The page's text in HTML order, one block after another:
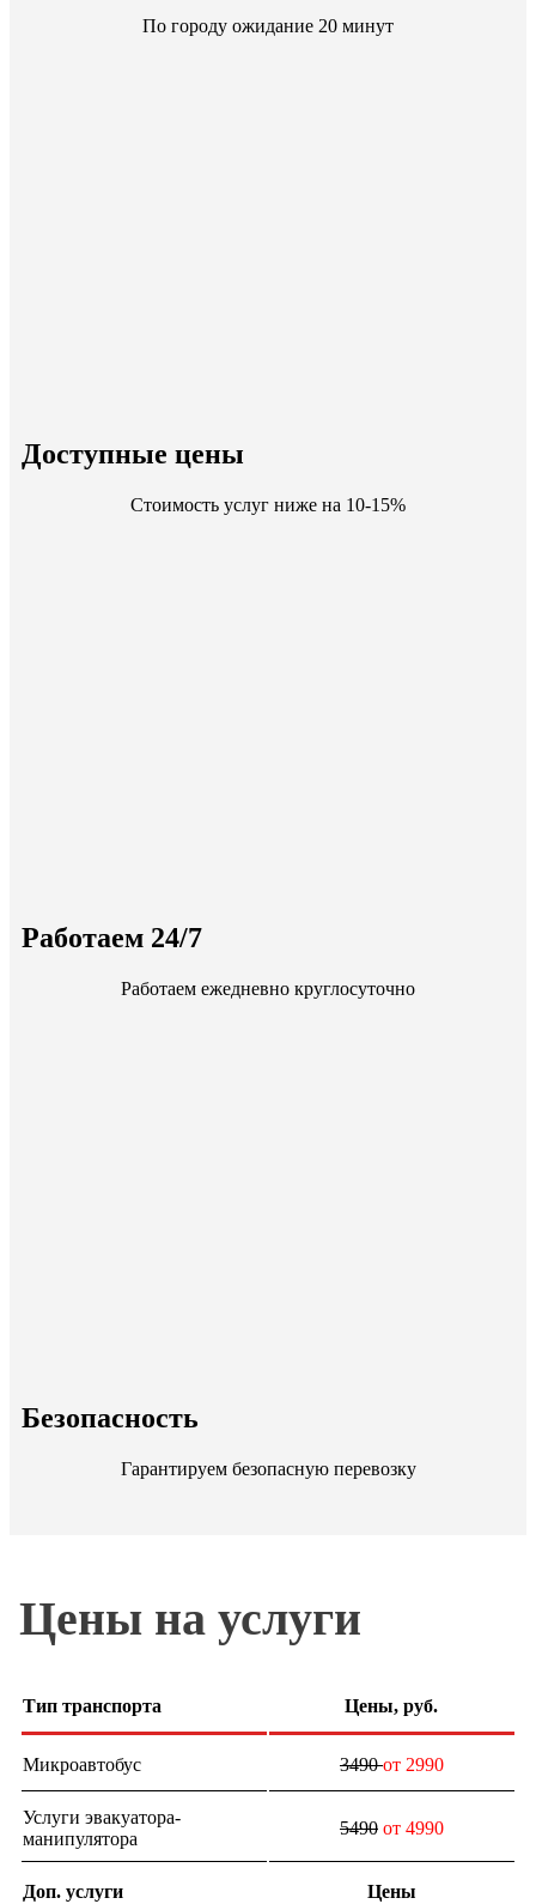
По городу ожидание 20 минут
Доступные цены
Стоимость услуг ниже на 10-15%
Работаем 24/7
Работаем ежедневно круглосуточно
Безопасность
Гарантируем безопасную перевозку
Цены на услуги
Тип транспорта Цены, руб.
Микроавтобус 3490от 2990
Услуги эвакуатора-
манипулятора
5490от 4990
Доп. услуги Цены